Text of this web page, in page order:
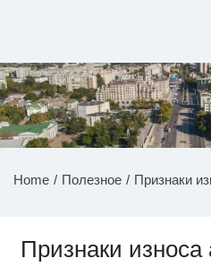
НОВОСТИ
Home Полезное Признаки
Признаки